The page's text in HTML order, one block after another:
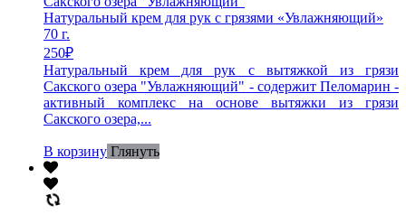
Натуральный крем для рук с грязями «Увлажняющий»
70 г.
250₽
Натуральный крем для рук с вытяжкой из грязи
Сакского озера "Увлажняющий" - содержит Пеломарин -
активный комплекс на основе вытяжки из грязи
Сакского озера,...
В корзину Глянуть